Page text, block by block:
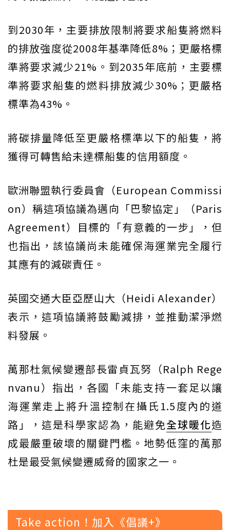
到2030年，主要排放限制將要求船隻將燃料
的排放強度從2008年基準降低8%；更嚴格標
準將要求減少21%。到2035年底前，主要標
準將要求船隻的燃料排放減少30%；更嚴格
標準為43%。
將碳排量降低至更嚴格標準以下的船隻，將
獲得可轉售給未達標船隻的信用額度。
歐洲聯盟執行委員會（European Commissi
on）稱這項協議為邁向「巴黎協定」（Paris
Agreement）目標的「有意義的一步」，但
也指出，該協議尚未能確保海運業完全履行
其應有的減碳責任。
英國交通大臣亞歷山大（Heidi Alexander）
表示，這項協議將鼓勵減排，並推動潔淨燃
料發展。
萬那杜氣候變遷部長雷貞瓦努（Ralph Rege
nvanu）指出，各國「未能支持一套足以讓
海運業走上將升溫控制在攝氏1.5度內的道
路」，這是科學家認為，能避免全球暖化造
成最嚴重破壞的關鍵門檻。地勢低窪的萬那
杜是最受氣候變遷威脅的國家之一。
Take action！加入《倡議+》